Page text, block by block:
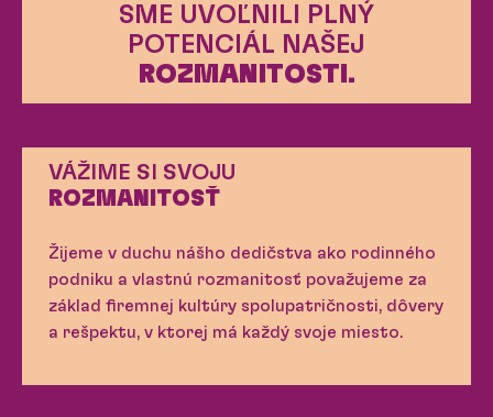
SME UVOĽNILI PLNÝ
POTENCIÁL NAŠEJ
ROZMANITOSTI.
VÁŽIME SI SVOJU
ROZMANITOSŤ
Žijeme v duchu nášho dedičstva ako rodinného
podniku a vlastnú rozmanitosť považujeme za
základ firemnej kultúry spolupatričnosti, dôvery
a rešpektu, v ktorej má každý svoje miesto.